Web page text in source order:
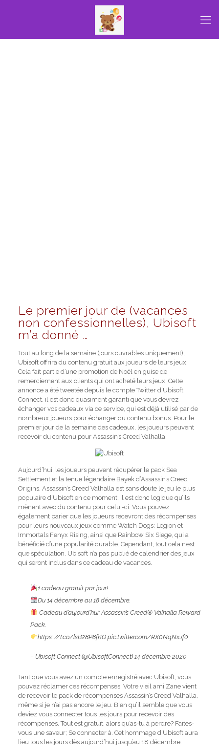
Le premier jour de (vacances
non confessionnelles), Ubisoft
m’a donné …
Tout au long de la semaine (jours ouvrables uniquement),
Ubisoft offrira du contenu gratuit aux joueurs de leurs jeux!
Cela fait partie d’une promotion de Noël en guise de
remerciement aux clients qui ont acheté leurs jeux. Cette
annonce a été tweetée depuis le compte Twitter d’Ubisoft
Connect, il est donc quasiment garanti que vous devrez
échanger vos cadeaux via ce service, qui est déjà utilisé par de
nombreux joueurs pour échanger du contenu bonus. Pour le
premier jour de la semaine des cadeaux, les joueurs peuvent
recevoir du contenu pour Assassin’s Creed Valhalla.
Aujourd’hui, les joueurs peuvent récupérer le pack Sea
Settlement et la tenue légendaire Bayek d’Assassin’s Creed
Origins. Assassin’s Creed Valhalla est sans doute le jeu le plus
populaire d’Ubisoft en ce moment, il est donc logique qu’ils
mènent avec du contenu pour celui-ci. Vous pouvez
également parier que les joueurs recevront des récompenses
pour leurs nouveaux jeux comme Watch Dogs: Legion et
Immortals Fenyx Rising, ainsi que Rainbow Six Siege, qui a
bénéficié d’une popularité durable. Cependant, tout cela n’est
que spéculation. Ubisoft n’a pas publié de calendrier des jeux
qui seront inclus dans ce cadeau de vacances.
1 cadeau gratuit par jour!
Du 14 décembre au 18 décembre.
Cadeau d’aujourd’hui: Assassin’s Creed® Valhalla Reward
Pack.
https: //t.co/lsB28P8fKQ pic.twitter.com/RX0NqNxJf0
– Ubisoft Connect (@UbisoftConnect) 14 décembre 2020
Tant que vous avez un compte enregistré avec Ubisoft, vous
pouvez réclamer ces récompenses. Votre vieil ami Zane vient
de recevoir le pack de récompenses Assassin’s Creed Valhalla,
même si je n’ai pas encore le jeu. Bien qu’il semble que vous
deviez vous connecter tous les jours pour recevoir des
récompenses. Tout est gratuit, alors qu’as-tu à perdre? Faites-
vous une saveur; Se connecter à. Cet hommage d’Ubisoft aura
lieu tous les jours dès aujourd’hui jusqu’au 18 décembre.